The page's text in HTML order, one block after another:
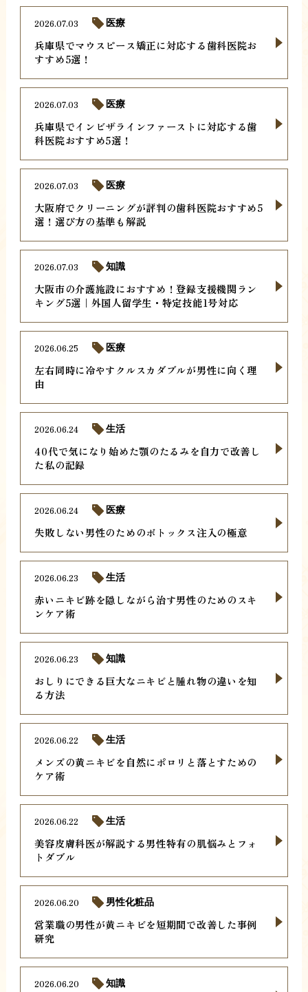
兵庫県でマウスピース矯正に対応する歯科医院お
すすめ5選！
2026.07.03 医療
兵庫県でインビザラインファーストに対応する歯
科医院おすすめ5選！
2026.07.03 医療
大阪府でクリーニングが評判の歯科医院おすすめ5
選！選び方の基準も解説
2026.07.03 医療
大阪市の介護施設におすすめ！登録支援機関ラン
キング5選｜外国人留学生・特定技能1号対応
2026.07.03 知識
左右同時に冷やすクルスカダブルが男性に向く理
由
2026.06.25 医療
40代で気になり始めた顎のたるみを自力で改善し
た私の記録
2026.06.24 生活
失敗しない男性のためのボトックス注入の極意
2026.06.24 医療
赤いニキビ跡を隠しながら治す男性のためのスキ
ンケア術
2026.06.23 生活
おしりにできる巨大なニキビと腫れ物の違いを知
る方法
2026.06.23 知識
メンズの黄ニキビを自然にポロリと落とすための
ケア術
2026.06.22 生活
美容皮膚科医が解説する男性特有の肌悩みとフォ
トダブル
2026.06.22 生活
営業職の男性が黄ニキビを短期間で改善した事例
研究
2026.06.20 男性化粧品
2026.06.20 知識